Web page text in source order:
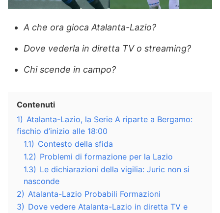
A che ora gioca Atalanta-Lazio?
Dove vederla in diretta TV o streaming?
Chi scende in campo?
Contenuti
1) Atalanta-Lazio, la Serie A riparte a Bergamo:
fischio d’inizio alle 18:00
1.1) Contesto della sfida
1.2) Problemi di formazione per la Lazio
1.3) Le dichiarazioni della vigilia: Juric non si
nasconde
2) Atalanta-Lazio Probabili Formazioni
3) Dove vedere Atalanta-Lazio in diretta TV e